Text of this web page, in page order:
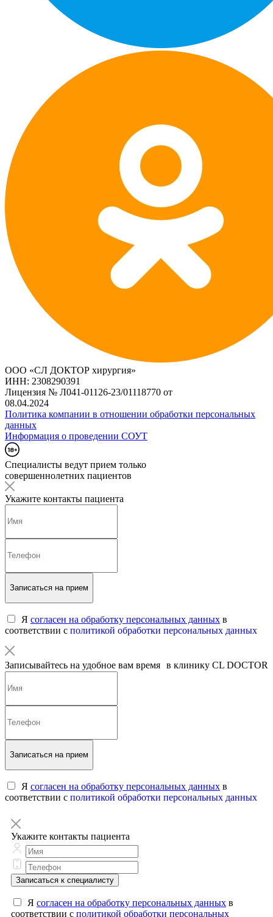
ООО «СЛ ДОКТОР хирургия»
ИНН: 2308290391
Лицензия № Л041-01126-23/01118770 от
08.04.2024
Политика компании в отношении обработки персональных
данных
Информация о проведении СОУТ
Специалисты ведут прием только
совершеннолетних пациентов
Укажите контакты пациента
Записаться на прием
Я согласен на обработку персональных данных в
соответствии с политикой обработки персональных данных
Записывайтесь на удобное вам время в клинику CL DOCTOR
Записаться на прием
Я согласен на обработку персональных данных в
соответствии с политикой обработки персональных данных
Укажите контакты пациента
Записаться к специалисту
Я согласен на обработку персональных данных в
соответствии с политикой обработки персональных